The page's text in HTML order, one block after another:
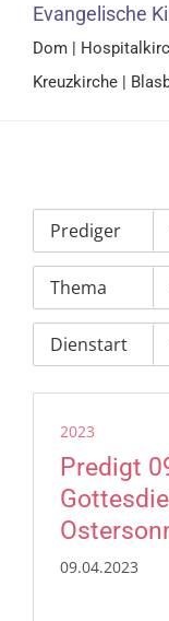
Evangelische
Dom |
Kreuzkirche |
2023
Predigt
09.04.2023